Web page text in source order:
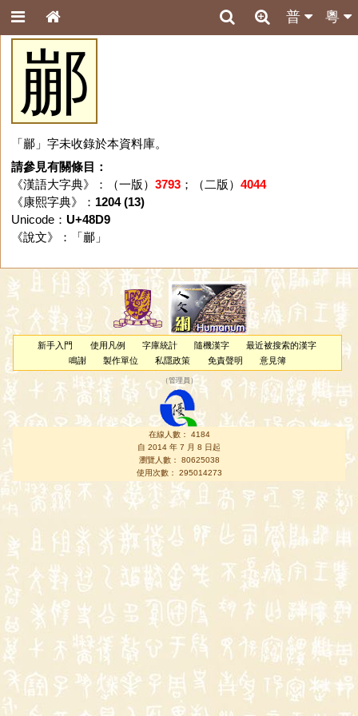
粵
普
䣙
「䣙」字未收錄於本資料庫。
請參見有關條目：
《漢語大字典》：（一版） 3793；（二版） 4044
《康熙字典》： 1204 (13)
Unicode： U+48D9
《說文》：「 䣙」
新手入門 使用凡例 字庫統計 隨機漢字
最近被搜索的漢字
鳴謝
製作單位 私隱政策 免責聲明 意見簿
（管理員 ）
在線人數： 4184
自 2014 年 7 月 8 日起
瀏覽人數： 80625038
使用次數： 295014273